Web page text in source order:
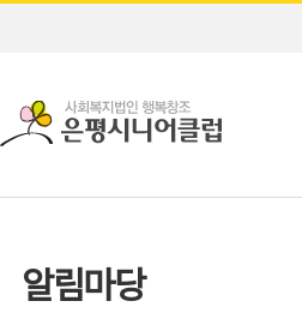
알림마당